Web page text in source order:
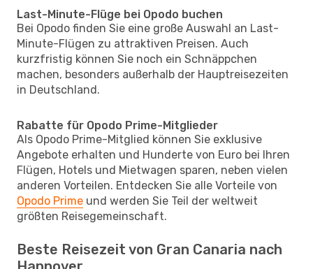
Last-Minute-Flüge bei Opodo buchen
Bei Opodo finden Sie eine große Auswahl an Last-
Minute-Flügen zu attraktiven Preisen. Auch
kurzfristig können Sie noch ein Schnäppchen
machen, besonders außerhalb der Hauptreisezeiten
in Deutschland.
Rabatte für Opodo Prime-Mitglieder
Als Opodo Prime-Mitglied können Sie exklusive
Angebote erhalten und Hunderte von Euro bei Ihren
Flügen, Hotels und Mietwagen sparen, neben vielen
anderen Vorteilen. Entdecken Sie alle Vorteile von
Opodo Prime und werden Sie Teil der weltweit
größten Reisegemeinschaft.
Beste Reisezeit von Gran Canaria nach